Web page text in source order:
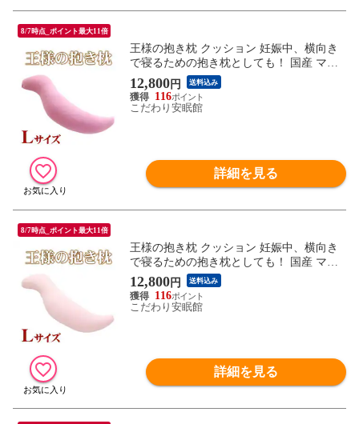
8/7時点_ポイント最大11倍
王様の抱き枕 クッション 妊娠中、横向き
で寝るための抱き枕としても！ 国産 マタ
ニティ ママの抱き枕 洗える プレゼントに
も ギフトにも 抱きまくら 新生活 一人暮ら
し 春日本製 枕 (Lサイズ/40×140×20cm ロー
12,800円 送料込み
116
こだわり安眠館
詳細を見る
8/7時点_ポイント最大11倍
王様の抱き枕 クッション 妊娠中、横向き
で寝るための抱き枕としても！ 国産 マタ
ニティ ママの抱き枕 洗える プレゼントに
も ギフトにも 抱きまくら 新生活 一人暮ら
し 春日本製 枕 (Lサイズ/40×140×20cm ピン
12,800円 送料込み
116
こだわり安眠館
詳細を見る